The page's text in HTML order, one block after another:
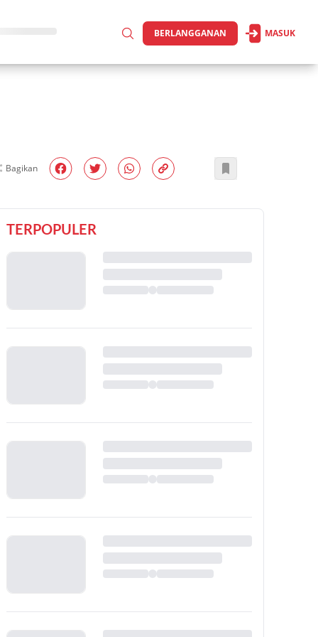
BERLANGGANAN MASUK
Bagikan
TERPOPULER